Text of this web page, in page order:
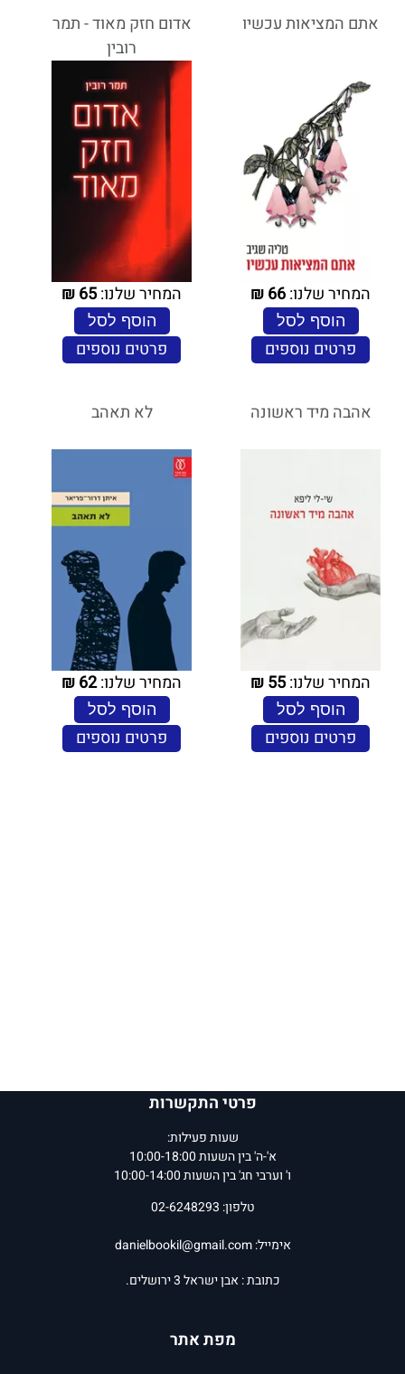
אתם המציאות עכשיו
המחיר שלנו:66
₪
הוסף לסל
פרטים נוספים
אדום חזק מאוד - תמר
רובין
המחיר שלנו:65
₪
הוסף לסל
פרטים נוספים
אהבה מיד ראשונה
המחיר שלנו:55
₪
הוסף לסל
פרטים נוספים
לא תאהב
המחיר שלנו:62
₪
הוסף לסל
פרטים נוספים
פרטי התקשרות
שעות פעילות:
א'-ה' בין השעות 10:00-18:00
ו' וערבי חג' בין השעות 10:00-14:00
טלפון: 02-6248293
אימייל:danielbookil@gmail.com
כתובת : אבן ישראל 3 ירושלים.
מפת אתר